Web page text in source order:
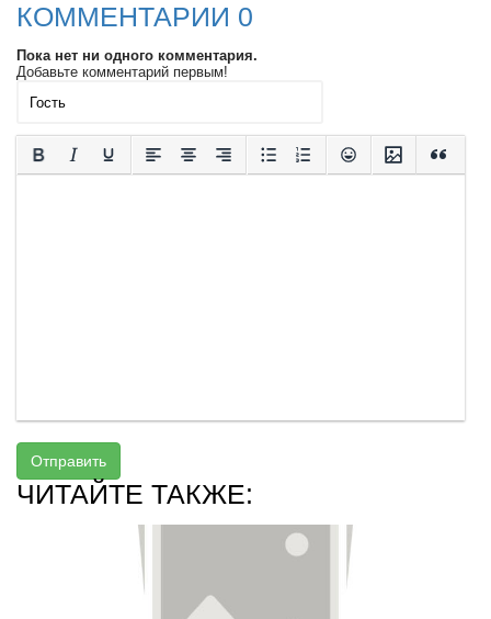
КОММЕНТАРИИ 0
Пока нет ни одного комментария.
Добавьте комментарий первым!
Отправить
ЧИТАЙТЕ ТАКЖЕ: